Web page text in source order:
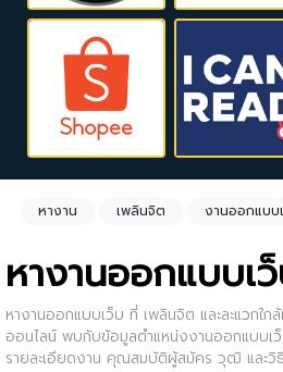
หางาน เพลินจิต งานออกแบบ
หางานออกแบบเ
หางานออกแบบเว็บ ที่ เพลินจิต และละแวกใ
ออนไลน์ พบกับข้อมูลตำแหน่งงานออกแบบเ
รายละเอียดงาน คุณสมบัติผู้สมัคร วุฒิ และ